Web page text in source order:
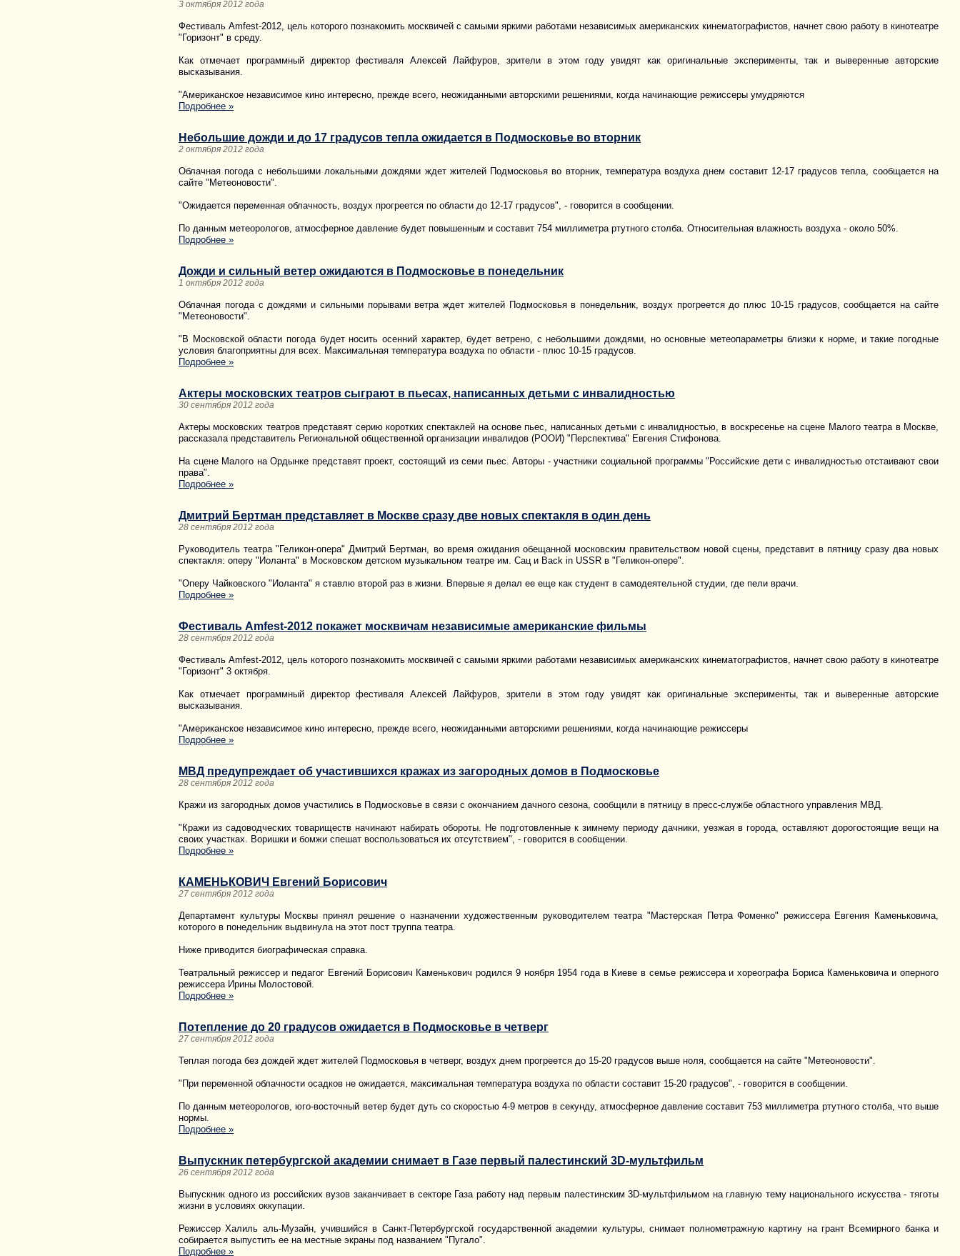
3 октября 2012 года
Фестиваль Amfest-2012, цель которого познакомить москвичей с самыми яркими работами независимых американских кинематографистов, начнет свою работу в кинотеатре
"Горизонт" в среду.
Как отмечает программный директор фестиваля Алексей Лайфуров, зрители в этом году увидят как оригинальные эксперименты, так и выверенные авторские
высказывания.
"Американское независимое кино интересно, прежде всего, неожиданными авторскими решениями, когда начинающие режиссеры умудряются
Подробнее »
Небольшие дожди и до 17 градусов тепла ожидается в Подмосковье во вторник
2 октября 2012 года
Облачная погода с небольшими локальными дождями ждет жителей Подмосковья во вторник, температура воздуха днем составит 12-17 градусов тепла, сообщается на
сайте "Метеоновости".
"Ожидается переменная облачность, воздух прогреется по области до 12-17 градусов", - говорится в сообщении.
По данным метеорологов, атмосферное давление будет повышенным и составит 754 миллиметра ртутного столба. Относительная влажность воздуха - около 50%.
Подробнее »
Дожди и сильный ветер ожидаются в Подмосковье в понедельник
1 октября 2012 года
Облачная погода с дождями и сильными порывами ветра ждет жителей Подмосковья в понедельник, воздух прогреется до плюс 10-15 градусов, сообщается на сайте
"Метеоновости".
"В Московской области погода будет носить осенний характер, будет ветрено, с небольшими дождями, но основные метеопараметры близки к норме, и такие погодные
условия благоприятны для всех. Максимальная температура воздуха по области - плюс 10-15 градусов.
Подробнее »
Актеры московских театров сыграют в пьесах, написанных детьми с инвалидностью
30 сентября 2012 года
Актеры московских театров представят серию коротких спектаклей на основе пьес, написанных детьми с инвалидностью, в воскресенье на сцене Малого театра в Москве,
рассказала представитель Региональной общественной организации инвалидов (РООИ) "Перспектива" Евгения Стифонова.
На сцене Малого на Ордынке представят проект, состоящий из семи пьес. Авторы - участники социальной программы "Российские дети с инвалидностью отстаивают свои
права".
Подробнее »
Дмитрий Бертман представляет в Москве сразу две новых спектакля в один день
28 сентября 2012 года
Руководитель театра "Геликон-опера" Дмитрий Бертман, во время ожидания обещанной московским правительством новой сцены, представит в пятницу сразу два новых
спектакля: оперу "Иоланта" в Московском детском музыкальном театре им. Сац и Back in USSR в "Геликон-опере".
"Оперу Чайковского "Иоланта" я ставлю второй раз в жизни. Впервые я делал ее еще как студент в самодеятельной студии, где пели врачи.
Подробнее »
Фестиваль Amfest-2012 покажет москвичам независимые американские фильмы
28 сентября 2012 года
Фестиваль Amfest-2012, цель которого познакомить москвичей с самыми яркими работами независимых американских кинематографистов, начнет свою работу в кинотеатре
"Горизонт" 3 октября.
Как отмечает программный директор фестиваля Алексей Лайфуров, зрители в этом году увидят как оригинальные эксперименты, так и выверенные авторские
высказывания.
"Американское независимое кино интересно, прежде всего, неожиданными авторскими решениями, когда начинающие режиссеры
Подробнее »
МВД предупреждает об участившихся кражах из загородных домов в Подмосковье
28 сентября 2012 года
Кражи из загородных домов участились в Подмосковье в связи с окончанием дачного сезона, сообщили в пятницу в пресс-службе областного управления МВД.
"Кражи из садоводческих товариществ начинают набирать обороты. Не подготовленные к зимнему периоду дачники, уезжая в города, оставляют дорогостоящие вещи на
своих участках. Воришки и бомжи спешат воспользоваться их отсутствием", - говорится в сообщении.
Подробнее »
КАМЕНЬКОВИЧ Евгений Борисович
27 сентября 2012 года
Департамент культуры Москвы принял решение о назначении художественным руководителем театра "Мастерская Петра Фоменко" режиссера Евгения Каменьковича,
которого в понедельник выдвинула на этот пост труппа театра.
Ниже приводится биографическая справка.
Театральный режиссер и педагог Евгений Борисович Каменькович родился 9 ноября 1954 года в Киеве в семье режиссера и хореографа Бориса Каменьковича и оперного
режиссера Ирины Молостовой.
Подробнее »
Потепление до 20 градусов ожидается в Подмосковье в четверг
27 сентября 2012 года
Теплая погода без дождей ждет жителей Подмосковья в четверг, воздух днем прогреется до 15-20 градусов выше ноля, сообщается на сайте "Метеоновости".
"При переменной облачности осадков не ожидается, максимальная температура воздуха по области составит 15-20 градусов", - говорится в сообщении.
По данным метеорологов, юго-восточный ветер будет дуть со скоростью 4-9 метров в секунду, атмосферное давление составит 753 миллиметра ртутного столба, что выше
нормы.
Подробнее »
Выпускник петербургской академии снимает в Газе первый палестинский 3D-мультфильм
26 сентября 2012 года
Выпускник одного из российских вузов заканчивает в секторе Газа работу над первым палестинским 3D-мультфильмом на главную тему национального искусства - тяготы
жизни в условиях оккупации.
Режиссер Халиль аль-Музайн, учившийся в Санкт-Петербургской государственной академии культуры, снимает полнометражную картину на грант Всемирного банка и
собирается выпустить ее на местные экраны под названием "Пугало".
Подробнее »